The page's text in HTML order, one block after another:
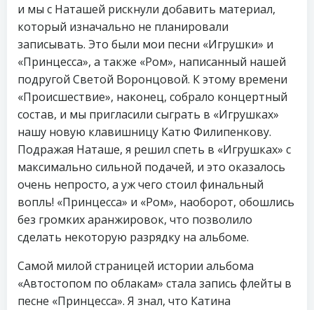
и мы с Наташей рискнули добавить материал,
который изначально не планировали
записывать. Это были мои песни «Игрушки» и
«Принцесса», а также «Ром», написанный нашей
подругой Светой Воронцовой. К этому времени
«Происшествие», наконец, собрало концертный
состав, и мы пригласили сыграть в «Игрушках»
нашу новую клавишницу Катю Филипенкову.
Подражая Наташе, я решил спеть в «Игрушках» с
максимально сильной подачей, и это оказалось
очень непросто, а уж чего стоил финальный
вопль! «Принцесса» и «Ром», наоборот, обошлись
без громких аранжировок, что позволило
сделать некоторую разрядку на альбоме.
Самой милой страницей истории альбома
«Автостопом по облакам» стала запись флейты в
песне «Принцесса». Я знал, что Катина